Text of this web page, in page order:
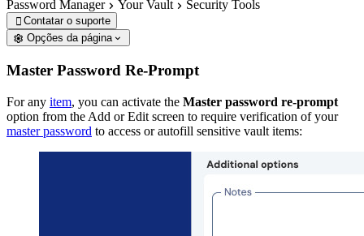
Password Manager Your Vault Security Tools
 Contatar o suporte
Opções da página
Master Password Re-Prompt
For any item, you can activate the Master password re-prompt
option from the Add or Edit screen to require verification of your
master password to access or autofill sensitive vault items: